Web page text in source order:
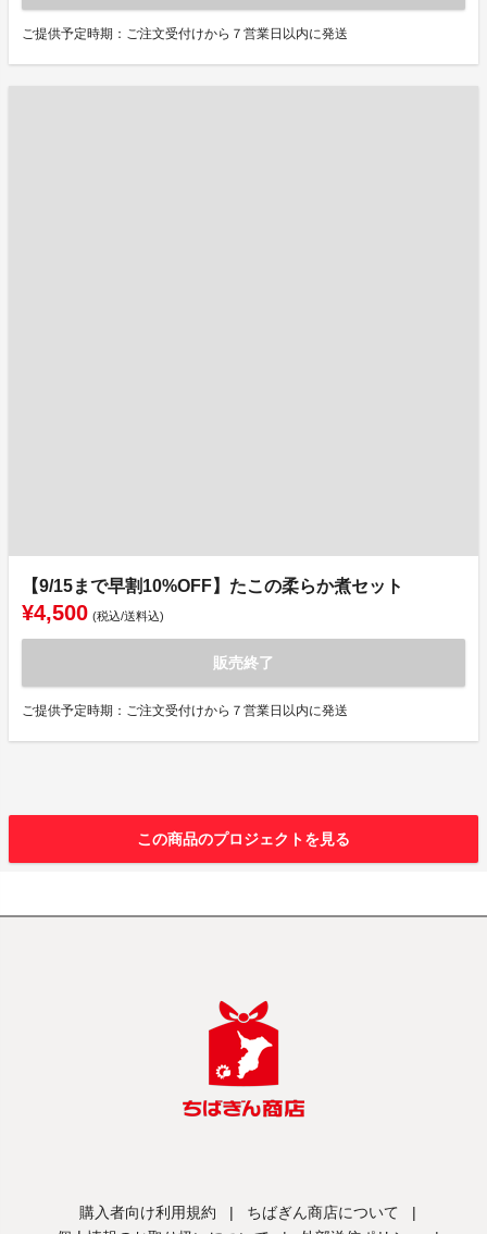
ご提供予定時期：ご注文受付けから７営業日以内に発送
【9/15まで早割10%OFF】たこの柔らか煮セット
¥4,500 (税込/送料込)
販売終了
ご提供予定時期：ご注文受付けから７営業日以内に発送
この商品のプロジェクトを見る
購入者向け利用規約 | ちばぎん商店について
|